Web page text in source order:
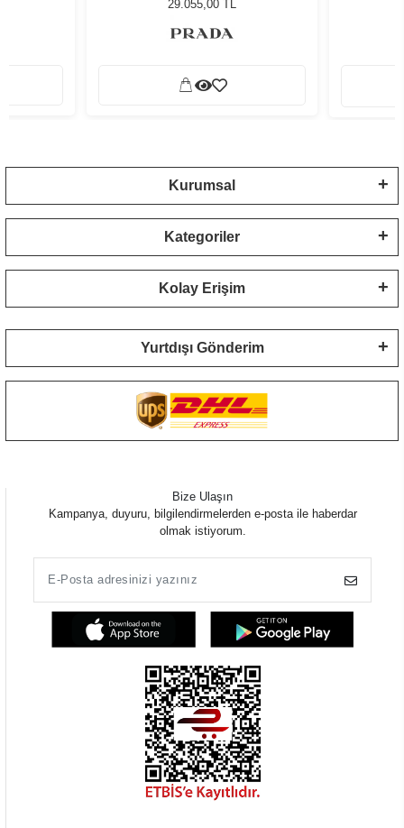
29.055,00 TL
Kurumsal
Kategoriler
Kolay Erişim
Yurtdışı Gönderim
Bize Ulaşın
Kampanya, duyuru, bilgilendirmelerden e-posta ile haberdar
olmak istiyorum.